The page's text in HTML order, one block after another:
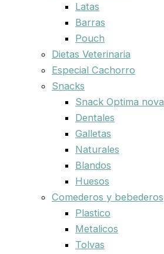
Latas
Barras
Pouch
Dietas Veterinaria
Especial Cachorro
Snacks
Snack Optima nova
Dentales
Galletas
Naturales
Blandos
Huesos
Comederos y bebederos
Plastico
Metalicos
Tolvas